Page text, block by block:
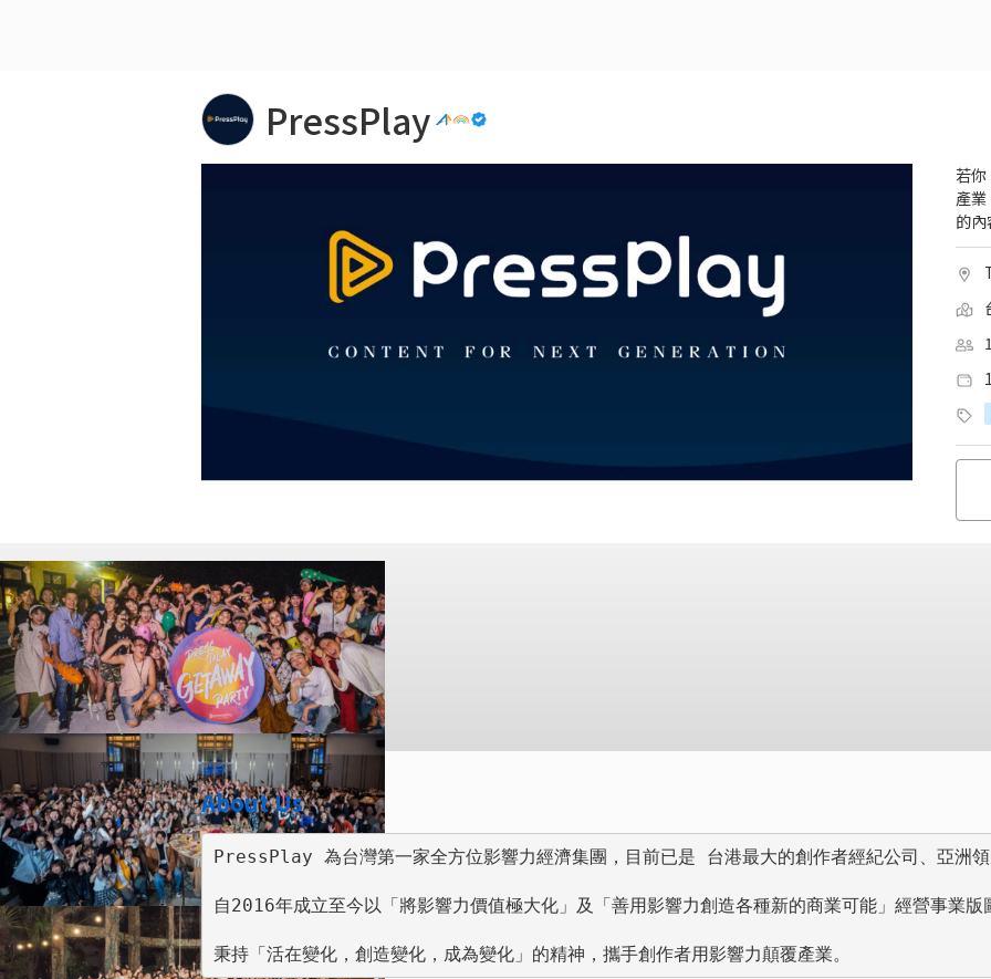
PressPlay
若你
產
的內
About Us
PressPlay 為台灣第一家全方位影響力經濟集團，目前已是 台港最大的創作者經紀公司、亞洲領
自2016年成立至今以「將影響力價值極大化」及「善用影響力創造各種新的商業可能」經營事業
秉持「活在變化，創造變化，成為變化」的精神，攜手創作者用影響力顛覆產業。